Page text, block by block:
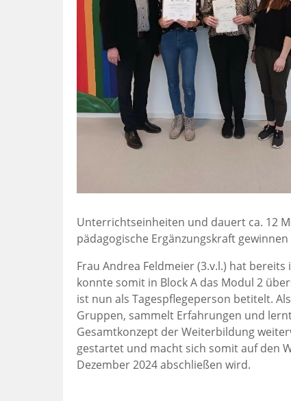
Unterrichtseinheiten und dauert ca. 12
pädagogische Ergänzungskraft
Frau Andrea Feldmeier (3.v.l.) hat
konnte somit in Block A das Modul 2
ist nun als Tagespflegeperson betitelt.
Gruppen, sammelt Erfahrungen und
Gesamtkonzept der Weiterbildung
gestartet und macht sich somit auf den
Dezember 2024 abschließen wird.